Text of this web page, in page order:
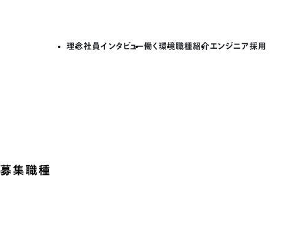
理念社員インタビュー働く環境職種紹介エンジニア採用
募集職種